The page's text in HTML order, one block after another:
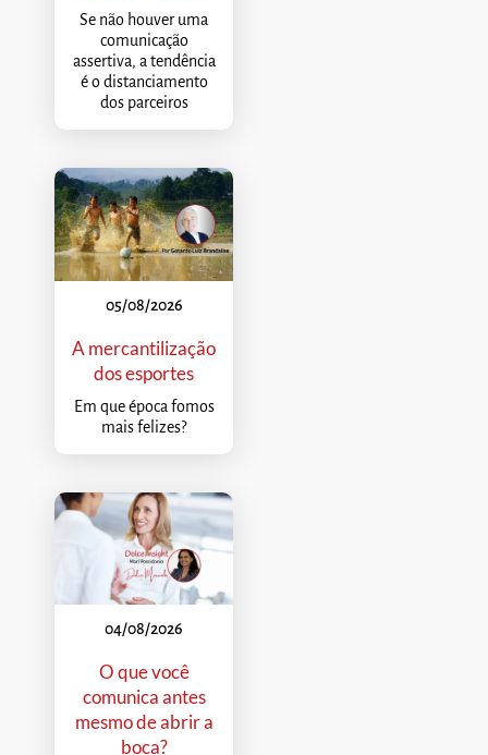
Se não houver uma
comunicação
assertiva, a tendência
é o distanciamento
dos parceiros
05/08/2026
A mercantilização
dos esportes
Em que época fomos
mais felizes?
04/08/2026
O que você
comunica antes
mesmo de abrir a
boca?